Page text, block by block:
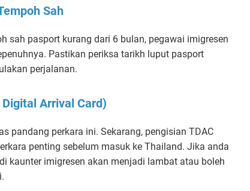
Sah
sah pasport kurang dari 6 bulan, pegawai imigresen
Pastikan periksa tarikh luput pasport
perjalanan.
Arrival Card)
pandang perkara ini. Sekarang, pengisian TDAC
penting sebelum masuk ke Thailand. Jika anda
kaunter imigresen akan menjadi lambat atau boleh